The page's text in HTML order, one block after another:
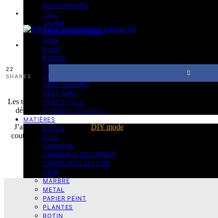
BLEU CANARD
GRIS
JAUNE
JAUNE MOUTARDE
NOIR
ROSE
ROUGE
TERRACOTTA
VERT
VERT CANARD
VERT KAKI
VERT SAUGE
AUTRES COULEURS
MATIÈRES
BETON
BOIS
CANNAGE
CARREAUX DE CIMENT
CARRELAGE ZELLIGE
CUIR
MARBRE
METAL
PAPIER PEINT
PLANTES
ROTIN
9 minutes de lecture
1 novembre 2025
22
SHARES
Les totebags DIY permettent de créer des accessoires totalement
développant sa créativité.Fabriquer son propre totebag
J’ai rassemblé 16 projets DIY modequi explorent différentes
couture, en passant par des astuces de customisation